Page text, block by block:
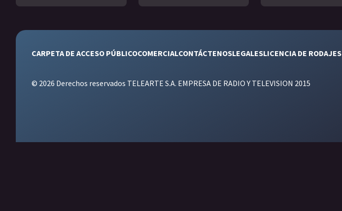
CARPETA DE ACCESO PÚBLICOCOMERCIALCONTÁCTENOSLEGALESLICENCIA DE RODAJES
© 2026 Derechos reservados TELEARTE S.A. EMPRESA DE RADIO Y TELEVISION 2015